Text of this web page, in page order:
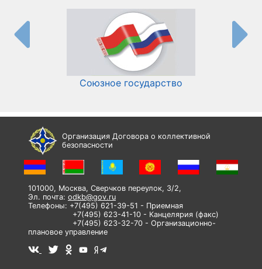
Союзное государство
Организация Договора о коллективной
безопасности
101000, Москва, Сверчков переулок, 3/2,
Эл. почта: odkb@gov.ru
Телефоны: +7(495) 621-39-51 - Приемная
+7(495) 623-41-10 - Канцелярия (факс)
+7(495) 623-32-70 - Организационно-
плановое управление